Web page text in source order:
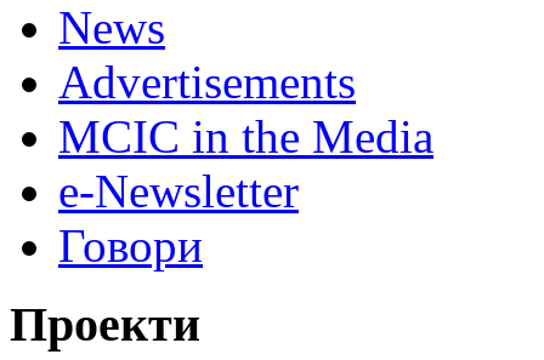
News
Advertisements
MCIC in the Media
e-Newsletter
Говори
Проекти